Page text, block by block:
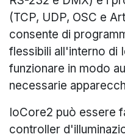
(TCP, UDP, OSC e
consente di
flessibili all'interno di
funzionare in modo
necessarie
IoCore2 può essere
controller